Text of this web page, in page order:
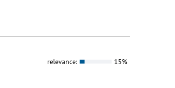
relevance: 15%